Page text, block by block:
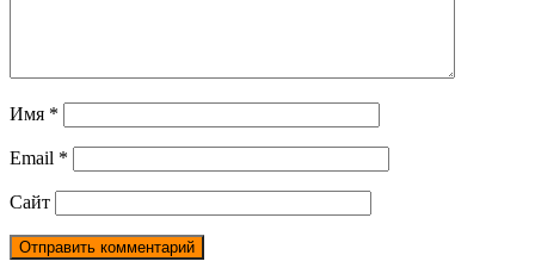
Имя *
Email *
Сайт